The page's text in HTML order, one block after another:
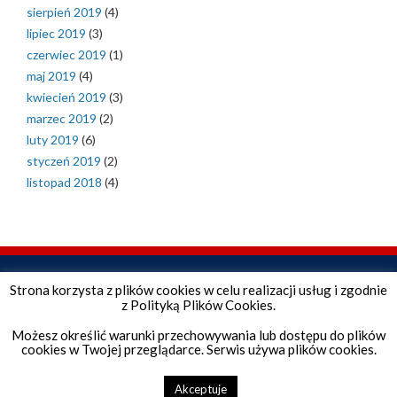
sierpień 2019 (4)
lipiec 2019 (3)
czerwiec 2019 (1)
maj 2019 (4)
kwiecień 2019 (3)
marzec 2019 (2)
luty 2019 (6)
styczeń 2019 (2)
listopad 2018 (4)
Strona korzysta z plików cookies w celu realizacji usług i zgodnie
z Polityką Plików Cookies.
Możesz określić warunki przechowywania lub dostępu do plików
cookies w Twojej przeglądarce. Serwis używa plików cookies.
Akceptuje